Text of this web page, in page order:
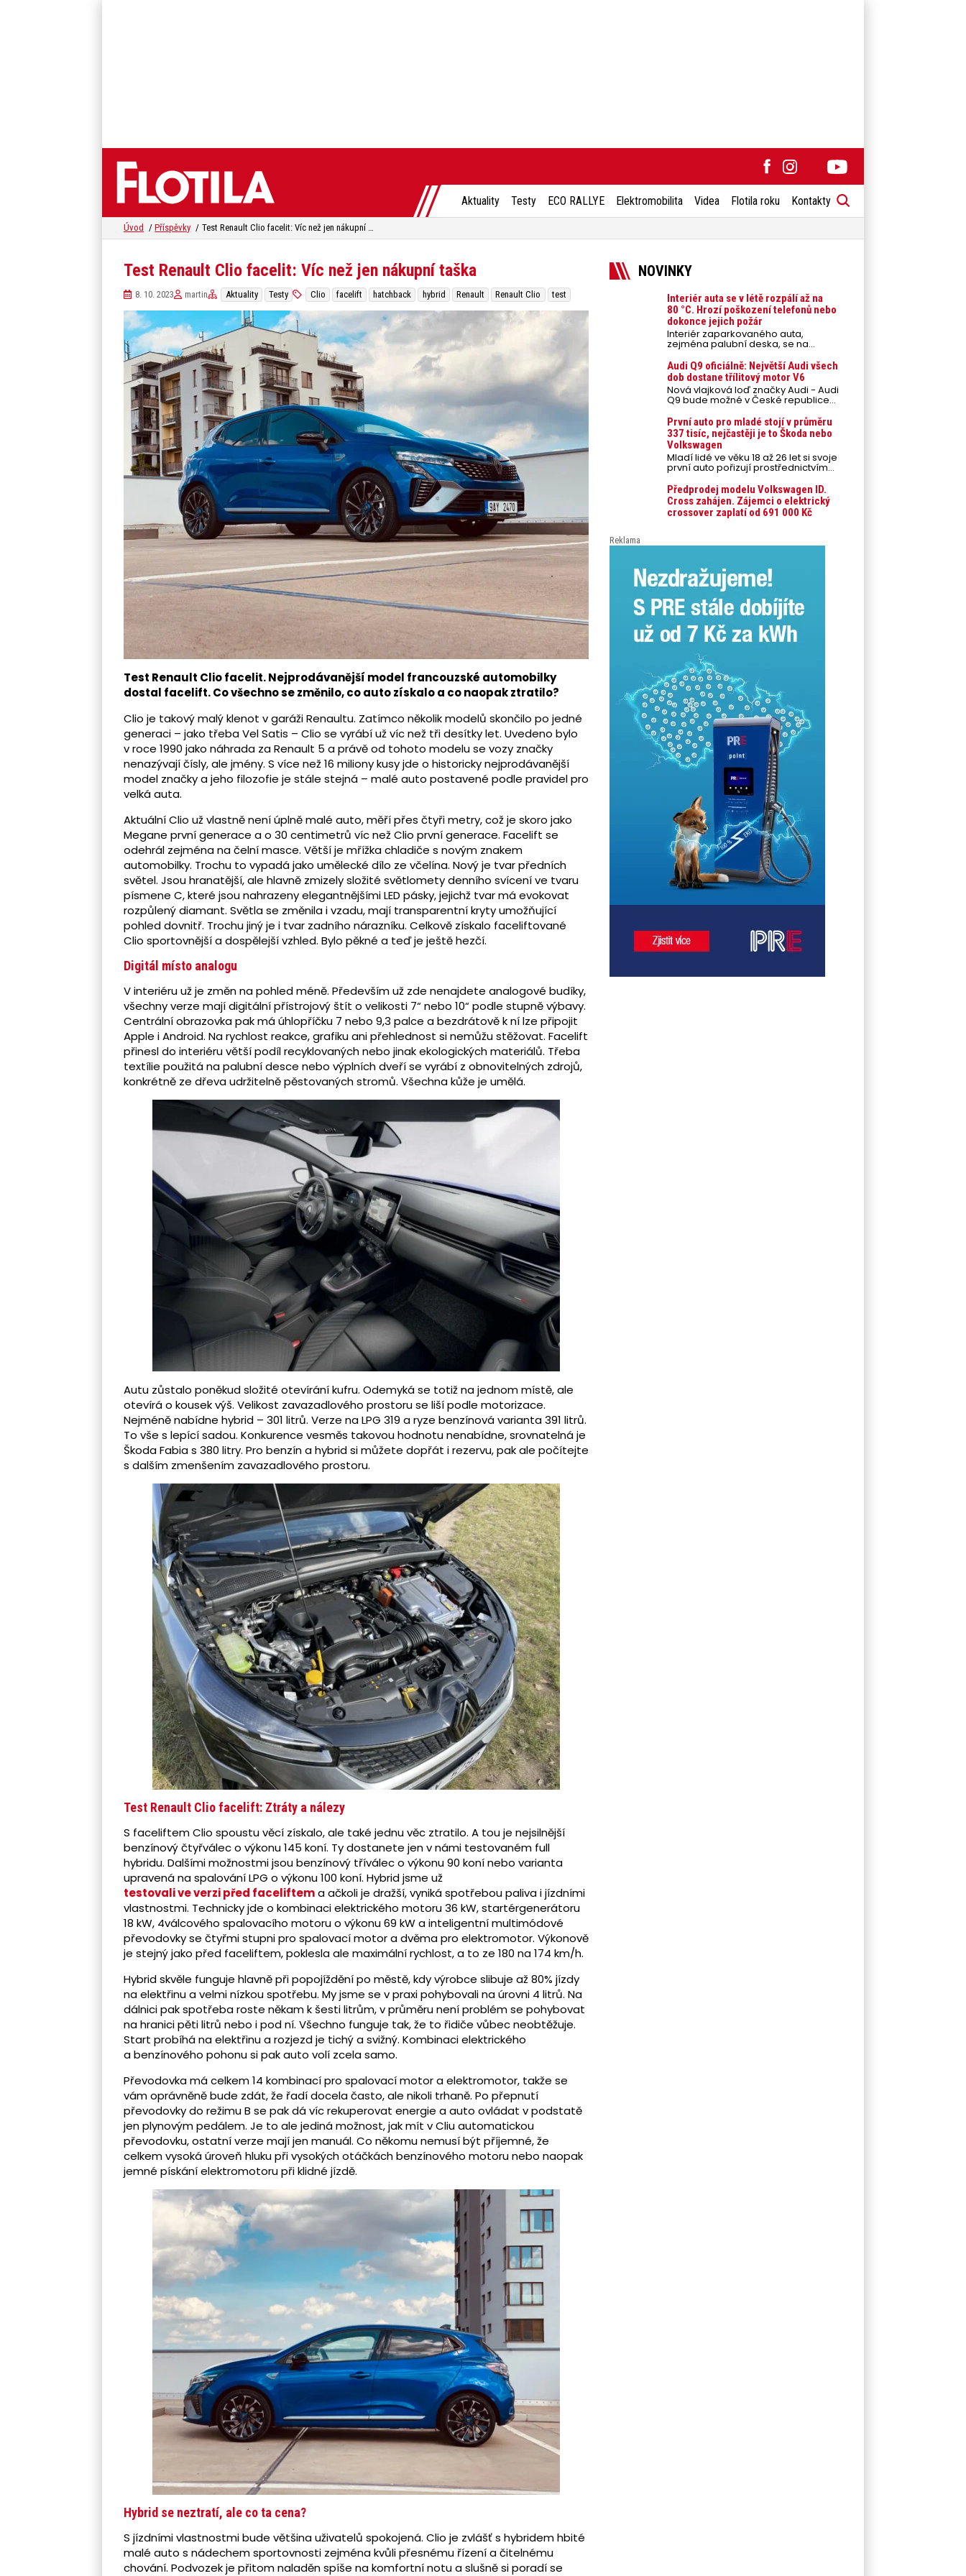
Aktuality Testy ECO RALLYE Elektromobilita Videa Flotila roku Kontakty
Úvod Příspěvky Test Renault Clio facelit: Víc než jen nákupní taška
Test Renault Clio facelit: Víc než jen nákupní taška
8. 10. 2023 martin Aktuality Testy Clio facelift hatchback hybrid Renault Renault Clio test
Test Renault Clio facelit. Nejprodávanější model francouzské automobilky
dostal facelift. Co všechno se změnilo, co auto získalo a co naopak ztratilo?
Clio je takový malý klenot v garáži Renaultu. Zatímco několik modelů skončilo po jedné
generaci – jako třeba Vel Satis – Clio se vyrábí už víc než tři desítky let. Uvedeno bylo
v roce 1990 jako náhrada za Renault 5 a právě od tohoto modelu se vozy značky
nenazývají čísly, ale jmény. S více než 16 miliony kusy jde o historicky nejprodávanější
model značky a jeho filozofie je stále stejná – malé auto postavené podle pravidel pro
velká auta.
Aktuální Clio už vlastně není úplně malé auto, měří přes čtyři metry, což je skoro jako
Megane první generace a o 30 centimetrů víc než Clio první generace. Facelift se
odehrál zejména na čelní masce. Větší je mřížka chladiče s novým znakem
automobilky. Trochu to vypadá jako umělecké dílo ze včelína. Nový je tvar předních
světel. Jsou hranatější, ale hlavně zmizely složité světlomety denního svícení ve tvaru
písmene C, které jsou nahrazeny elegantnějšími LED pásky, jejichž tvar má evokovat
rozpůlený diamant. Světla se změnila i vzadu, mají transparentní kryty umožňující
pohled dovnitř. Trochu jiný je i tvar zadního nárazníku. Celkově získalo faceliftované
Clio sportovnější a dospělejší vzhled. Bylo pěkné a teď je ještě hezčí.
Digitál místo analogu
V interiéru už je změn na pohled méně. Především už zde nenajdete analogové budíky,
všechny verze mají digitální přístrojový štít o velikosti 7“ nebo 10“ podle stupně výbavy.
Centrální obrazovka pak má úhlopříčku 7 nebo 9,3 palce a bezdrátově k ní lze připojit
Apple i Android. Na rychlost reakce, grafiku ani přehlednost si nemůžu stěžovat. Facelift
přinesl do interiéru větší podíl recyklovaných nebo jinak ekologických materiálů. Třeba
textílie použitá na palubní desce nebo výplních dveří se vyrábí z obnovitelných zdrojů,
konkrétně ze dřeva udržitelně pěstovaných stromů. Všechna kůže je umělá.
Autu zůstalo poněkud složité otevírání kufru. Odemyká se totiž na jednom místě, ale
otevírá o kousek výš. Velikost zavazadlového prostoru se liší podle motorizace.
Nejméně nabídne hybrid – 301 litrů. Verze na LPG 319 a ryze benzínová varianta 391 litrů.
To vše s lepící sadou. Konkurence vesměs takovou hodnotu nenabídne, srovnatelná je
Škoda Fabia s 380 litry. Pro benzín a hybrid si můžete dopřát i rezervu, pak ale počítejte
s dalším zmenšením zavazadlového prostoru.
Test Renault Clio facelift: Ztráty a nálezy
S faceliftem Clio spoustu věcí získalo, ale také jednu věc ztratilo. A tou je nejsilnější
benzínový čtyřválec o výkonu 145 koní. Ty dostanete jen v námi testovaném full
hybridu. Dalšími možnostmi jsou benzínový tříválec o výkonu 90 koní nebo varianta
upravená na spalování LPG o výkonu 100 koní. Hybrid jsme už
testovali ve verzi před faceliftema ačkoli je dražší, vyniká spotřebou paliva i jízdními
vlastnostmi. Technicky jde o kombinaci elektrického motoru 36 kW, startérgenerátoru
18 kW, 4válcového spalovacího motoru o výkonu 69 kW a inteligentní multimódové
převodovky se čtyřmi stupni pro spalovací motor a dvěma pro elektromotor. Výkonově
je stejný jako před faceliftem, poklesla ale maximální rychlost, a to ze 180 na 174 km/h.
Hybrid skvěle funguje hlavně při popojíždění po městě, kdy výrobce slibuje až 80% jízdy
na elektřinu a velmi nízkou spotřebu. My jsme se v praxi pohybovali na úrovni 4 litrů. Na
dálnici pak spotřeba roste někam k šesti litrům, v průměru není problém se pohybovat
na hranici pěti litrů nebo i pod ní. Všechno funguje tak, že to řidiče vůbec neobtěžuje.
Start probíhá na elektřinu a rozjezd je tichý a svižný. Kombinaci elektrického
a benzínového pohonu si pak auto volí zcela samo.
Převodovka má celkem 14 kombinací pro spalovací motor a elektromotor, takže se
vám oprávněně bude zdát, že řadí docela často, ale nikoli trhaně. Po přepnutí
převodovky do režimu B se pak dá víc rekuperovat energie a auto ovládat v podstatě
jen plynovým pedálem. Je to ale jediná možnost, jak mít v Cliu automatickou
převodovku, ostatní verze mají jen manuál. Co někomu nemusí být příjemné, že
celkem vysoká úroveň hluku při vysokých otáčkách benzínového motoru nebo naopak
jemné pískání elektromotoru při klidné jízdě.
Hybrid se neztratí, ale co ta cena?
S jízdními vlastnostmi bude většina uživatelů spokojená. Clio je zvlášť s hybridem hbité
malé auto s nádechem sportovnosti zejména kvůli přesnému řízení a čitelnému
chování. Podvozek je přitom naladěn spíše na komfortní notu a slušně si poradí se
NOVINKY
Interiér auta se v létě rozpálí až na
80 °C. Hrozí poškození telefonů nebo
dokonce jejich požár
Interiér zaparkovaného auta,
zejména palubní deska, se na
přímém slunci může během letních
veder rozpálit až na 80 °C. Takové
teploty představují nebezpečí pro
odložené mobilní telefony,
powerbanky nebo notebooky. Můžou
urychlit stárnutí baterií, poškodit
případech i zvýšit riziko požáru.
Audi Q9 oficiálně: Největší Audi všech
dob dostane třílitový motor V6
Nová vlajková loď značky Audi - Audi
Q9 bude možné v České republice
objednávat od prvního srpnového
týdne 2026, kde budou oznámeny
také české ceny.
První auto pro mladé stojí v průměru
337 tisíc, nejčastěji je to Škoda nebo
Volkswagen
Mladí lidé ve věku 18 až 26 let si svoje
první auto pořizují prostřednictvím
úvěrového financování jako ojeté. Je
to tak u 93,3 % lidí, jen 6,7 % si pořídí
nové auto. Průměrná pořizovací
cena vozu dosahuje 337 tisíc korun a
průměrná financovaná částka
posledních 10 let (2016–2026).
Předprodej modelu Volkswagen ID.
Cross zahájen. Zájemci o elektrický
crossover zaplatí od 691 000 Kč
Reklama